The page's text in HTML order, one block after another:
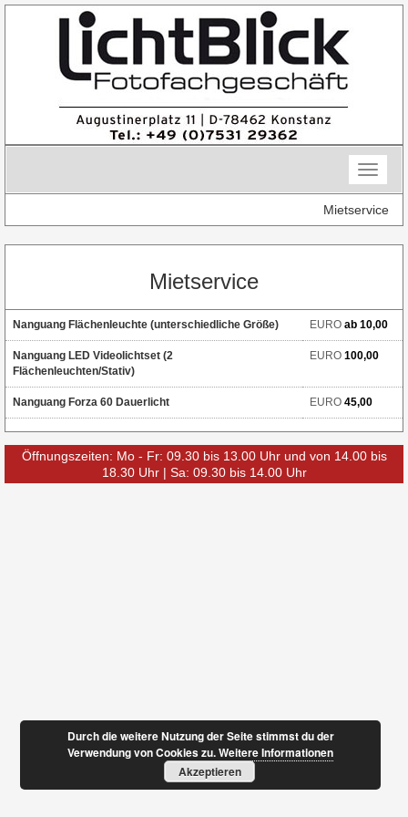
Toggle
Mietservice
Mietservice
Nanguang Flächenleuchte (unterschiedliche Größe) EURO ab 10,00
Nanguang LED Videolichtset (2
Flächenleuchten/Stativ)
EURO 100,00
Nanguang Forza 60 Dauerlicht EURO 45,00
Öffnungszeiten: Mo - Fr: 09.30 bis 13.00 Uhr und von 14.00 bis
18.30 Uhr | Sa: 09.30 bis 14.00 Uhr
Durch die weitere Nutzung der Seite stimmst du der
Verwendung von Cookies zu.Weitere Informationen
Akzeptieren